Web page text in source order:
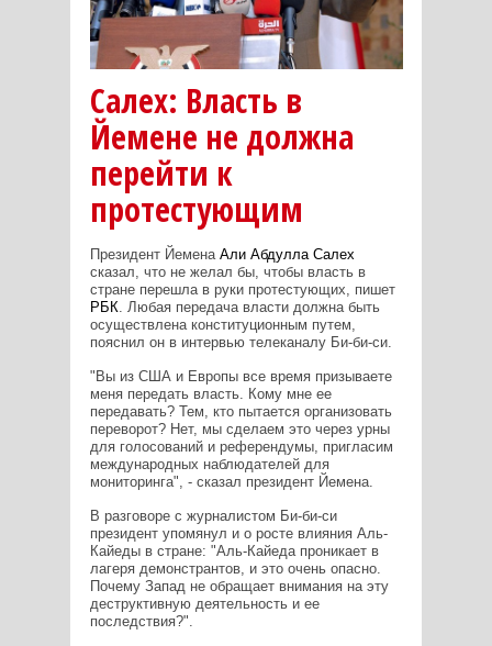
Салех: Власть в
Йемене не должна
перейти к
протестующим
Президент Йемена Али Абдулла Салех
сказал, что не желал бы, чтобы власть в
стране перешла в руки протестующих, пишет
РБК. Любая передача власти должна быть
осуществлена конституционным путем,
пояснил он в интервью телеканалу Би-би-си.
"Вы из США и Европы все время призываете
меня передать власть. Кому мне ее
передавать? Тем, кто пытается организовать
переворот? Нет, мы сделаем это через урны
для голосований и референдумы, пригласим
международных наблюдателей для
мониторинга", - сказал президент Йемена.
В разговоре с журналистом Би-би-си
президент упомянул и о росте влияния Аль-
Кайеды в стране: "Аль-Кайеда проникает в
лагеря демонстрантов, и это очень опасно.
Почему Запад не обращает внимания на эту
деструктивную деятельность и ее
последствия?".